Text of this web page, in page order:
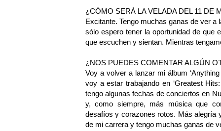
¿CÓMO SERÁ LA VELADA DEL 11 DE
Excitante. Tengo muchas ganas de ver a
sólo espero tener la oportunidad de
que escuchen y sientan. Mientras
¿NOS PUEDES COMENTAR ALGÚN
Voy a volver a lanzar mi álbum
voy a estar trabajando en ‘Greatest
tengo algunas fechas de conciertos en
y, como siempre, más música que
desafíos y corazones rotos. Más alegría
de mi carrera y tengo muchas ganas de